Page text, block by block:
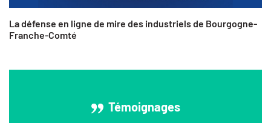
La défense en ligne de mire des industriels de Bourgogne-
Franche-Comté
Témoignages